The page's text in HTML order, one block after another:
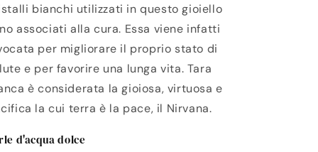
bianchi utilizzati in questo gioiello
associati alla cura. Essa viene infatti
per migliorare il proprio stato di
e per favorire una lunga vita. Tara
è considerata la gioiosa, virtuosa e
la cui terra è la pace, il Nirvana.
d'acqua dolce